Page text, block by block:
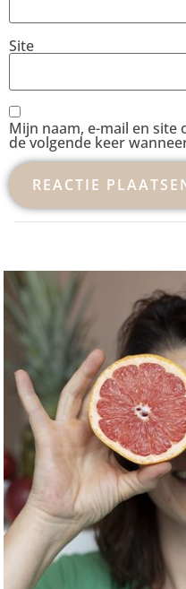
Site
Mijn naam, e-mail en
de volgende keer